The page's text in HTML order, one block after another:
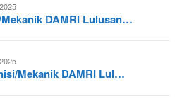
DAMRI Lulusan…
Mekanik DAMRI Lul…